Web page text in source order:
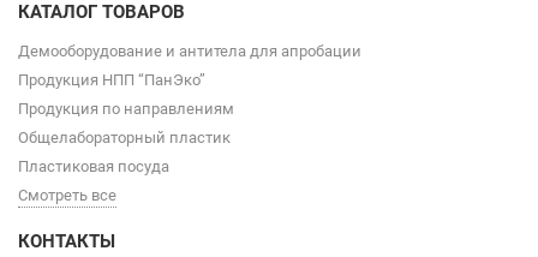
КАТАЛОГ ТОВАРОВ
Демооборудование и антитела для апробации
Продукция НПП “ПанЭко”
Продукция по направлениям
Общелабораторный пластик
Пластиковая посуда
Смотреть все
КОНТАКТЫ